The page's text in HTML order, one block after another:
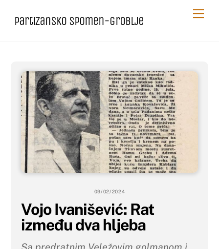
Partizansko spomen-groblje
09/02/2024
Vojo Ivanišević: Rat
između dva hljeba